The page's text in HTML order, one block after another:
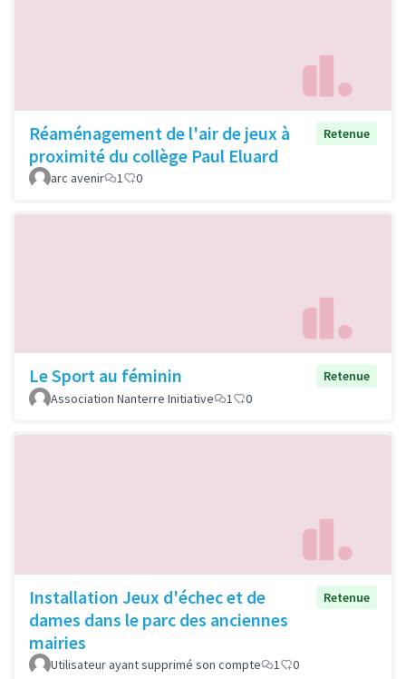
Réaménagement de l'air de jeux à
proximité du collège Paul Eluard
Retenue
arc avenir 1 0
Le Sport au féminin
Retenue
Association Nanterre Initiative
1 0
Installation Jeux d'échec et de
dames dans le parc des anciennes
mairies
Retenue
Utilisateur ayant supprimé son compte 1 0